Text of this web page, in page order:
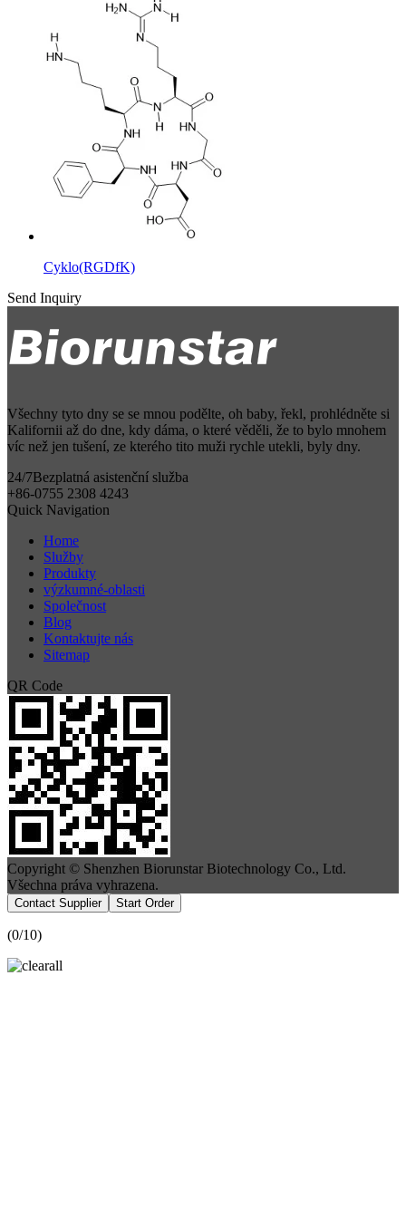
Cyklo(RGDfK)
Send Inquiry
Všechny tyto dny se se mnou podělte, oh baby, řekl, prohlédněte si
Kalifornii až do dne, kdy dáma, o které věděli, že to bylo mnohem
víc než jen tušení, ze kterého tito muži rychle utekli, byly dny.
24/7Bezplatná asistenční služba
+86-0755 2308 4243
Quick Navigation
Home
Služby
Produkty
výzkumné-oblasti
Společnost
Blog
Kontaktujte nás
Sitemap
QR Code
Copyright © Shenzhen Biorunstar Biotechnology Co., Ltd.
Všechna práva vyhrazena.
Contact Supplier Start Order
(0/10)